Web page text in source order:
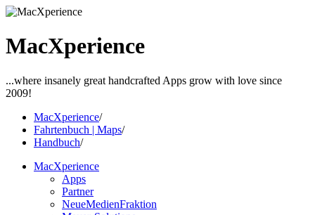
MacXperience
...where insanely great handcrafted Apps grow with love since
2009!
MacXperience/
Fahrtenbuch | Maps/
Handbuch/
MacXperience
Apps
Partner
NeueMedienFraktion